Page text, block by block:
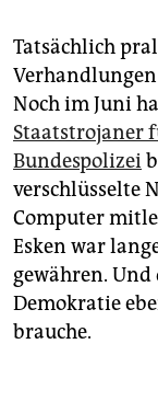
Tatsächlich
Noch im Juni
Staatstrojaner
Bundespolizei
verschlüsselte
Computer
Esken war
gewähren.
Demokratie
brauche.